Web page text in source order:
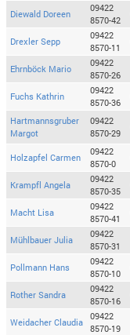
Diewald Doreen
09422
8570-42
Drexler Sepp
09422
8570-11
Ehrnböck Mario
09422
8570-26
Fuchs Kathrin
09422
8570-36
Hartmannsgruber
Margot
09422
8570-29
Holzapfel Carmen
09422
8570-0
Krampfl Angela
09422
8570-35
Macht Lisa
09422
8570-41
Mühlbauer Julia
09422
8570-31
Pollmann Hans
09422
8570-10
Rother Sandra
09422
8570-16
Weidacher Claudia
09422
8570-19